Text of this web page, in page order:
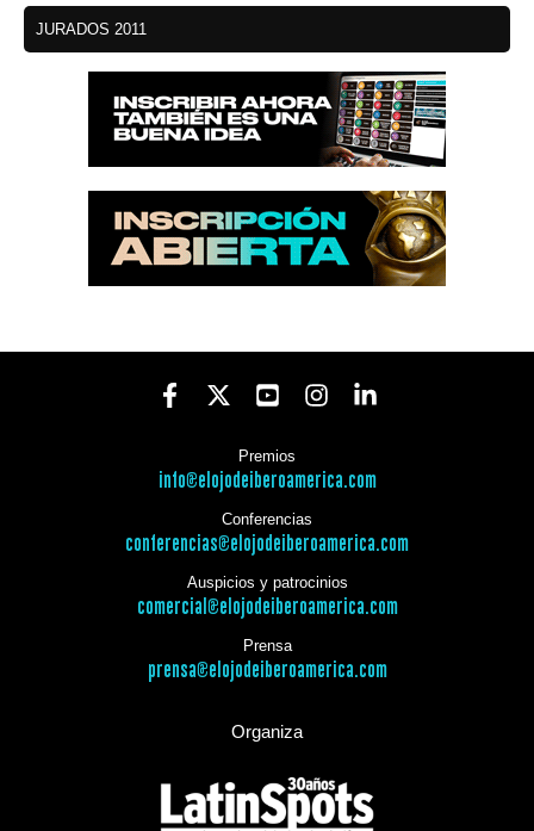
JURADOS 2011
Premios
info@elojodeiberoamerica.com
Conferencias
conferencias@elojodeiberoamerica.com
Auspicios y patrocinios
comercial@elojodeiberoamerica.com
Prensa
prensa@elojodeiberoamerica.com
Organiza